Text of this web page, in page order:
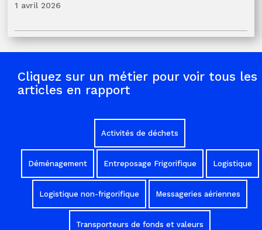
1 avril 2026
Cliquez sur un métier pour voir tous les
articles en rapport
Activités de déchets
Déménagement Entreposage Frigorifique Logistique
Logistique non-frigorifique Messageries aériennes
Transporteurs de fonds et valeurs